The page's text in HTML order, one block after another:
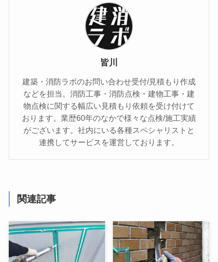
皆川
建築・消防ラボのお問い合わせ受付/見積もり作成
などを担当。消防工事・消防点検・建物工事・建
物点検に関する幅広い見積もり依頼を受け付けて
おります。業歴60年のなかで様々な点検/施工実績
がございます。社内にいる各種スペシャリストと
連携してサービスを運営しております。
関連記事